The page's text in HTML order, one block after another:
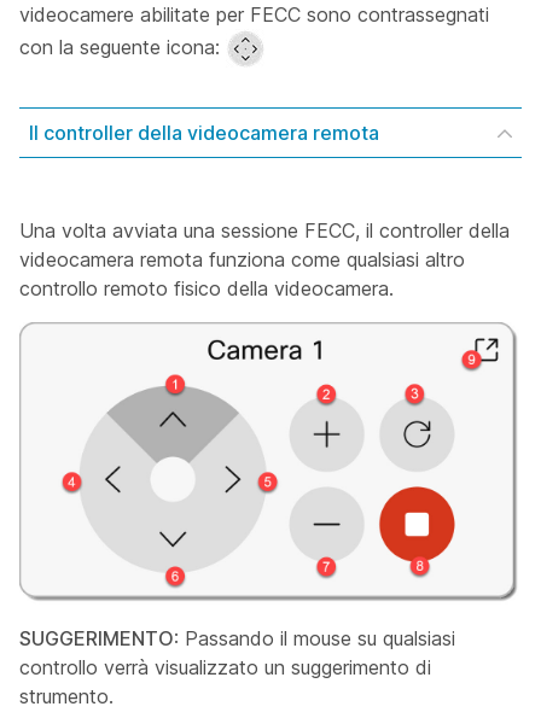
videocamere abilitate per FECC sono contrassegnati
con la seguente icona:
Il controller della videocamera remota
Una volta avviata una sessione FECC, il controller della
videocamera remota funziona come qualsiasi altro
controllo remoto fisico della videocamera.
SUGGERIMENTO: Passando il mouse su qualsiasi
controllo verrà visualizzato un suggerimento di
strumento.